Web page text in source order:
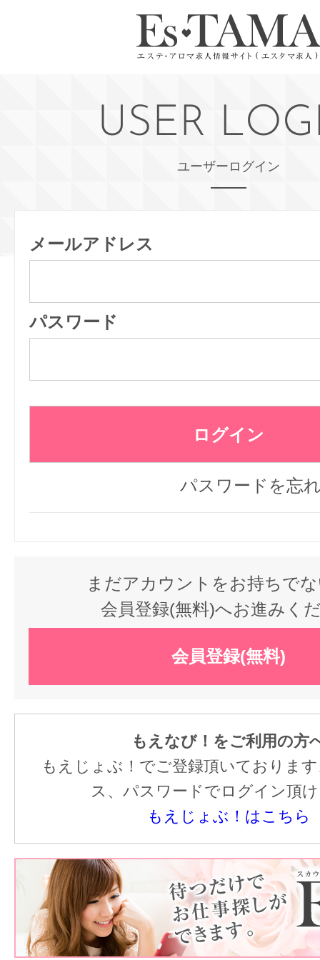
USER
ユーザーログイン
メールアドレス
パスワード
パスワードを忘
まだアカウントをお持ちで
会員登録(無料)へお進みく
会員登録(無料)
もえなび！をご利用の方
もえじょぶ！でご登録頂いておりま
ス、パスワードでログイン頂
もえじょぶ！はこちら